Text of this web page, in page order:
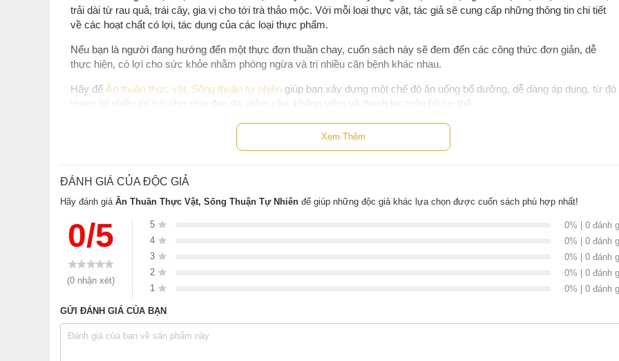
trải dài từ rau quả, trái cây, gia vị cho tới trà thảo mộc. Với mỗi loại thực vật, tác giả sẽ cung cấp những thông tin chi tiết
về các hoạt chất có lợi, tác dụng của các loại thực phẩm.
Nếu bạn là người đang hướng đến một thực đơn thuần chay, cuốn sách này sẽ đem đến các công thức đơn giản, dễ
thực hiện, có lợi cho sức khỏe nhằm phòng ngừa và trị nhiều căn bệnh khác nhau.
Hãy để Ăn thuần thực vật, Sống thuận tự nhiên giúp bạn xây dựng một chế độ ăn uống bổ dưỡng, dễ dàng áp dụng, từ đó
mang lại nhiều lợi ích như giúp đẹp da, giảm cân, kháng viêm và thanh lọc toàn bộ cơ thể.
Lời khen tặng dành cho Ăn Thuần Thực Vật, Sống Thuận Tự Nhiên
bổ ích và cả các công thức nấu ăn vô cùng hấp dẫn. Eliza đã cho chúng ta thấy rằng việc kết hợp thêm các loại thực
phẩm có nguồn gốc thực vật vào chế độ ăn uống là việc hoàn toàn đơn giản và ngon miệng!”-Rebecca Forman, Thạc
Thông tin tác giả Eliza Savage
Eliza Savage
Là một chuyên gia dinh dưỡng với niềm đam mê mãnh liệt đối với lĩnh vực sức khỏe. Với tư cách là một chuyên gia
dinh dưỡng, Eliza Savage đã có nhiều hoạt động thiết thực: viết bài cho nhiều công ty chăm sóc sức khỏe khác nhau,
tư vấn cho các thương hiệu với tư cách là một chuyên gia dinh dưỡng và đóng góp cho các phương tiện truyền thông
Xem Thêm
ĐÁNH GIÁ CỦA ĐỘC GIẢ
Hãy đánh giá Ăn Thuần Thực Vật, Sống Thuận Tự Nhiên để giúp những độc giả khác lựa chọn được cuốn sách phù hợp nhất!
0/5
(0 nhận xét)
5
0% | 0 đánh
4
0% | 0 đánh
3
0% | 0 đánh
2
0% | 0 đánh
1
0% | 0 đánh
GỬI ĐÁNH GIÁ CỦA BẠN